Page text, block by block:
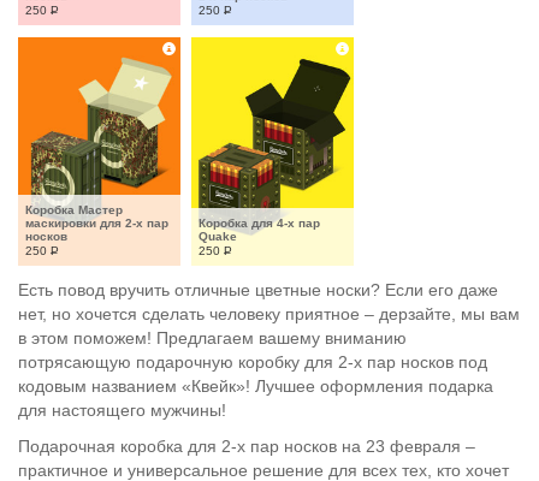
250 Р
250 Р
Коробка Мастер
маскировки для 2-х пар
носков
250 Р
Коробка для 4-х пар
Quake
250 Р
Есть повод вручить отличные цветные носки? Если его даже
нет, но хочется сделать человеку приятное – дерзайте, мы вам
в этом поможем! Предлагаем вашему вниманию
потрясающую подарочную коробку для 2-х пар носков под
кодовым названием «Квейк»! Лучшее оформления подарка
для настоящего мужчины!
Подарочная коробка для 2-х пар носков на 23 февраля –
практичное и универсальное решение для всех тех, кто хочет